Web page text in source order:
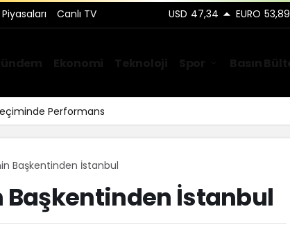
Canlı TV USD 47,34 EURO 53,89
Performans
Başkentinden İstanbul
Başkentinden İstanbul